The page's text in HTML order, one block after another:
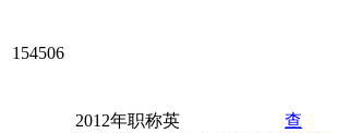
154506
2012年职称英
查